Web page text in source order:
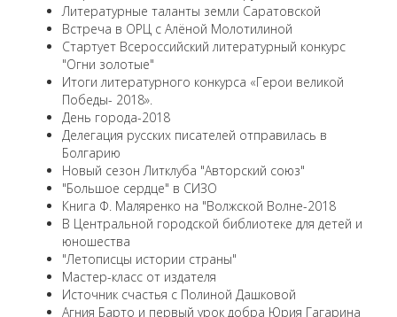
Литературные таланты земли Саратовской
Встреча в ОРЦ с Алёной Молотилиной
Cтартует Всероссийский литературный конкурс
"Огни золотые"
Итоги литературного конкурса «Герои великой
Победы- 2018».
День города-2018
Делегация русских писателей отправилась в
Болгарию
Новый сезон Литклуба "Авторский союз"
"Большое сердце" в СИЗО
Книга Ф. Маляренко на "Волжской Волне-2018
В Центральной городской библиотеке для детей и
юношества
"Летописцы истории страны"
Мастер-класс от издателя
Источник счастья с Полиной Дашковой
Агния Барто и первый урок добра Юрия Гагарина